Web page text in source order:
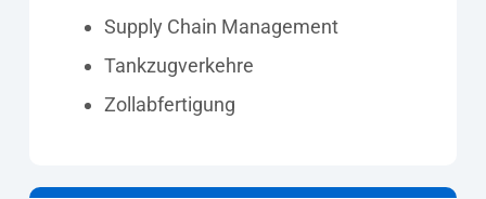
Supply Chain Management
Tankzugverkehre
Zollabfertigung